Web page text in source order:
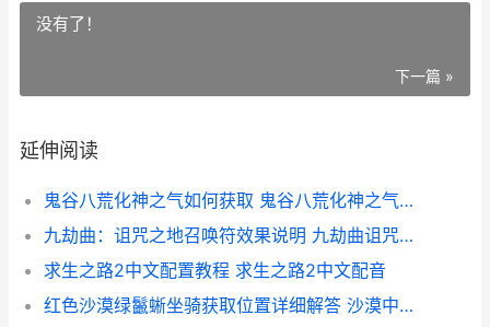
没有了！
下一篇 »
延伸阅读
鬼谷八荒化神之气如何获取 鬼谷八荒化神之气在哪里获得
九劫曲：诅咒之地召唤符效果说明 九劫曲诅咒之地匹配不到人
求生之路2中文配置教程 求生之路2中文配音
红色沙漠绿鬣蜥坐骑获取位置详细解答 沙漠中红色的蛇